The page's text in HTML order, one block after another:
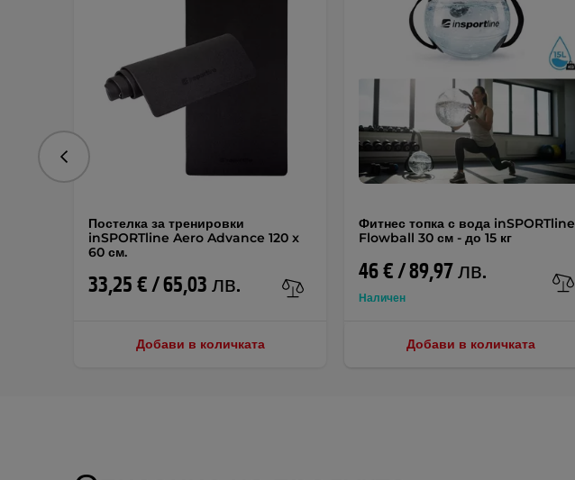
Постелка за тренировки
inSPORTline Aero Advance 120 x
60 см.
33,25 € / 65,03 лв.
Добави в количката
Фитнес топка с вода inSPORTline
Flowball 30 см - до 15 кг
46 € / 89,97 лв.
Наличен
Добави в количката
Предишна